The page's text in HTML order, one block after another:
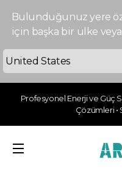
Bulunduğunuz yere
için başka bir ülke
Profesyonel Enerji ve Güç
Çözümleri •